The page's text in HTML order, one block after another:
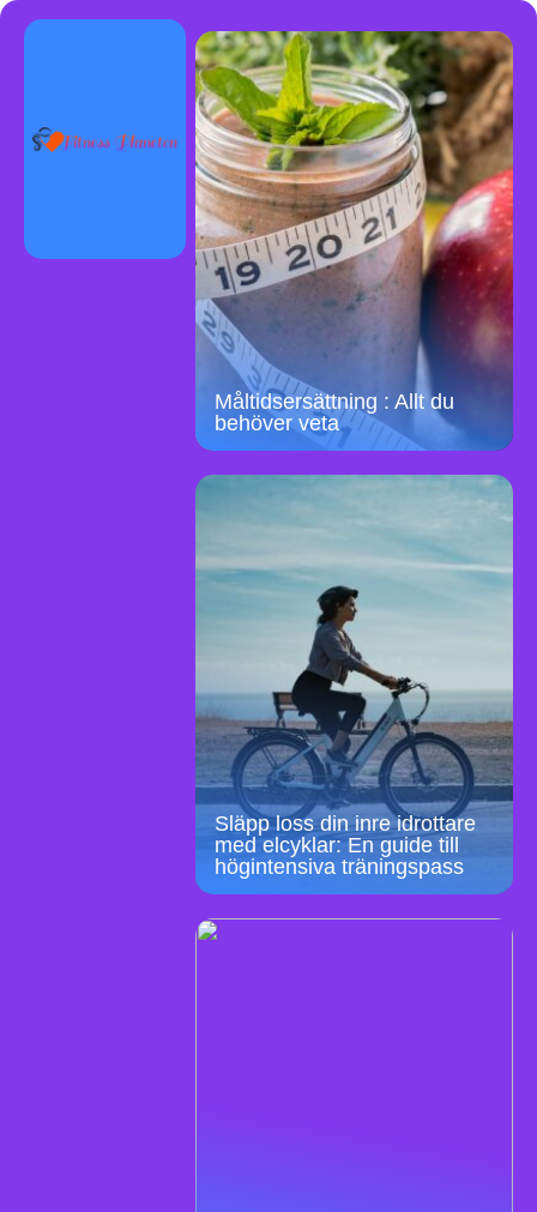
Måltidsersättning : Allt du
behöver veta
Släpp loss din inre idrottare
med elcyklar: En guide till
högintensiva träningspass